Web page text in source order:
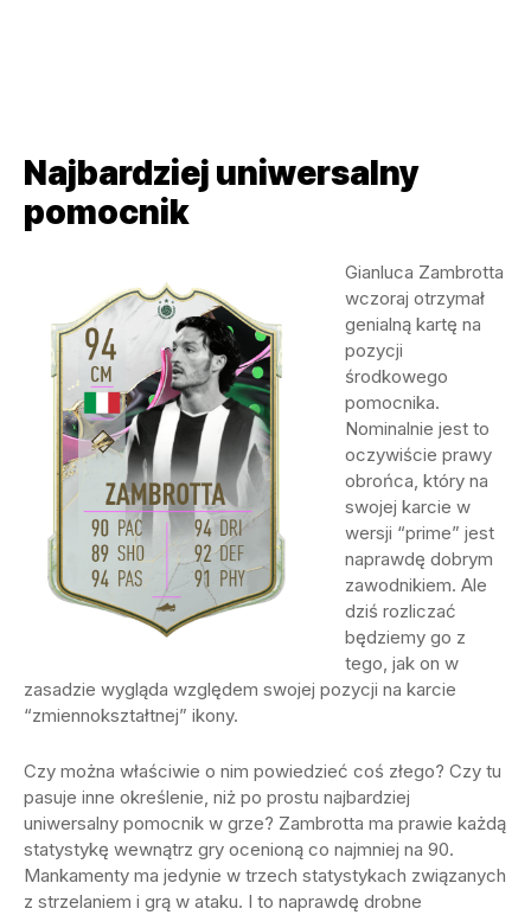
Najbardziej uniwersalny
pomocnik
Gianluca Zambrotta
wczoraj otrzymał
genialną kartę na
pozycji
środkowego
pomocnika.
Nominalnie jest to
oczywiście prawy
obrońca, który na
swojej karcie w
wersji “prime” jest
naprawdę dobrym
zawodnikiem. Ale
dziś rozliczać
będziemy go z
tego, jak on w
zasadzie wygląda względem swojej pozycji na karcie
“zmiennokształtnej” ikony.
Czy można właściwie o nim powiedzieć coś złego? Czy tu
pasuje inne określenie, niż po prostu najbardziej
uniwersalny pomocnik w grze? Zambrotta ma prawie każdą
statystykę wewnątrz gry ocenioną co najmniej na 90.
Mankamenty ma jedynie w trzech statystykach związanych
z strzelaniem i grą w ataku. I to naprawdę drobne